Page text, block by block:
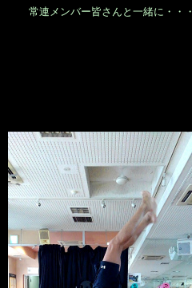
常連メンバー皆さんと一緒に・・・